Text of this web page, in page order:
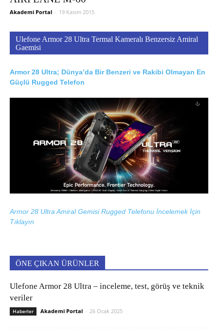
Akademi Portal - 19 Kasım 2015
Ulefone Armor 28 Ultra Termal Kameralı Benzersiz Amiral
Gaemisi
Armor 28 Ultra; Dünya’da Bir Benzeri ve Rakibi Olmayan En
Güçlü Rugged Telefon
Armor 28 Ultra Amiral Gemisi Rugged Telefonu İncelemek İçin
Tıklayın
ÖNE ÇIKAN ÜRÜNLER
Ulefone Armor 28 Ultra – inceleme, test, görüş ve teknik
veriler
Haberler Akademi Portal - 26 Ocak 2025